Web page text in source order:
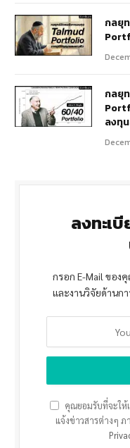
กลยุ
กลยุ
ลงทุ
ลงทะเ
กรอก E-Mail ของ
และงานวิจัยด้านก
คุณยอมรับที่จะให้
แจ้งข่าวสารต่างๆ ภ